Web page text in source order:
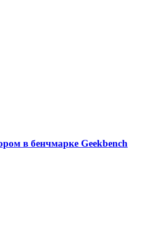
в бенчмарке Geekbench